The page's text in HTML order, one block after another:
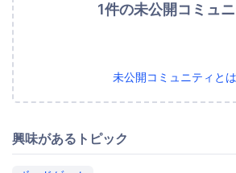
1件の未公開コミュ
未公開コミュニティと
興味があるトピック